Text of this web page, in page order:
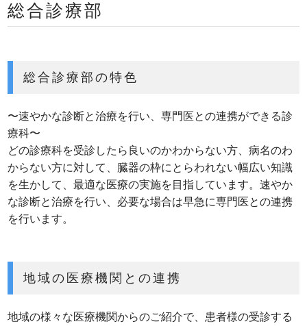
総合診療部
総合診療部の特色
〜速やかな診断と治療を行い、専門医との連携ができる診
療科〜
どの診療科を受診したら良いのかわからない方、病名のわ
からない方に対して、臓器の枠にとらわれない幅広い知識
を生かして、最適な医療の実施を目指しています。速やか
な診断と治療を行い、必要な場合は早急に専門医との連携
を行います。
地域の医療機関との連携
地域の様々な医療機関からのご紹介で、患者様の受診する